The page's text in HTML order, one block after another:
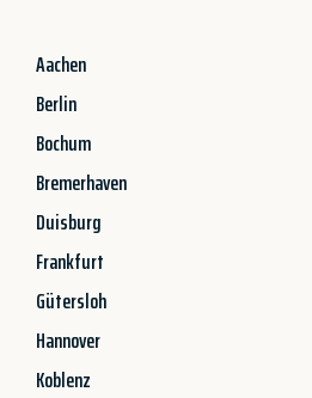
Aachen
Berlin
Bochum
Bremerhaven
Duisburg
Frankfurt
Gütersloh
Hannover
Koblenz